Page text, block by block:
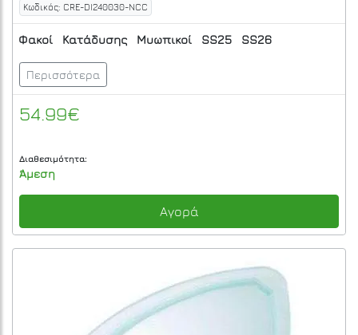
Κωδικός: CRE-DI240030-NCC
Φακοί Κατάδυσης Μυωπικοί SS25 SS26
Περισσότερα
54.99€
Διαθεσιμότητα:
Άμεση
Αγορά